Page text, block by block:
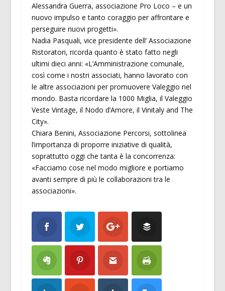
Alessandra Guerra, associazione Pro Loco – e un
nuovo impulso e tanto coraggio per affrontare e
perseguire nuovi progetti».
Nadia Pasquali, vice presidente dell’ Associazione
Ristoratori, ricorda quanto è stato fatto negli
ultimi dieci anni: «L’Amministrazione comunale,
così come i nostri associati, hanno lavorato con
le altre associazioni per promuovere Valeggio nel
mondo. Basta ricordare la 1000 Miglia, il Valeggio
Veste Vintage, il Nodo d’Amore, il Vinitaly and The
City».
Chiara Benini, Associazione Percorsi, sottolinea
l’importanza di proporre iniziative di qualità,
soprattutto oggi che tanta è la concorrenza:
«Facciamo cose nel modo migliore e portiamo
avanti sempre di più le collaborazioni tra le
associazioni».